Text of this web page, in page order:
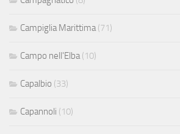
Campiglia Marittima (71)
Campo nell'Elba (10)
Capalbio (33)
Capannoli (10)